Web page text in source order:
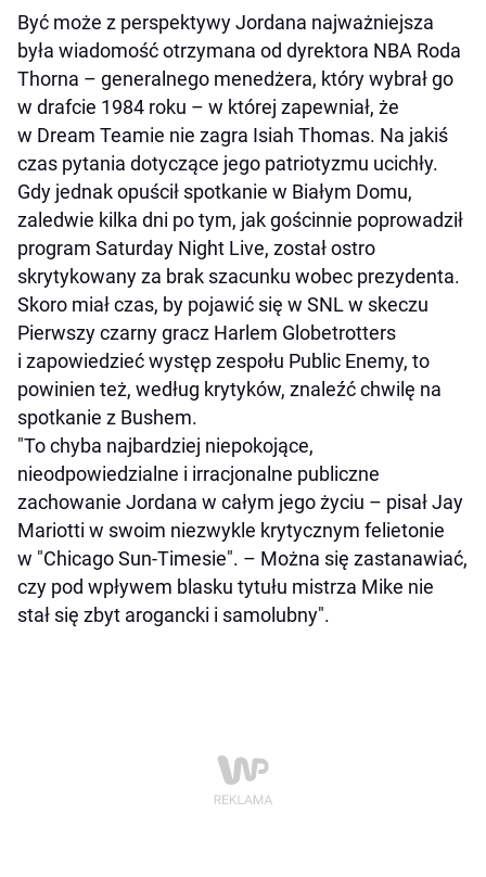
Być może z perspektywy Jordana najważniejsza
była wiadomość otrzymana od dyrektora NBA Roda
Thorna – generalnego menedżera, który wybrał go
w drafcie 1984 roku – w której zapewniał, że
w Dream Teamie nie zagra Isiah Thomas. Na jakiś
czas pytania dotyczące jego patriotyzmu ucichły.
Gdy jednak opuścił spotkanie w Białym Domu,
zaledwie kilka dni po tym, jak gościnnie poprowadził
program Saturday Night Live, został ostro
skrytykowany za brak szacunku wobec prezydenta.
Skoro miał czas, by pojawić się w SNL w skeczu
Pierwszy czarny gracz Harlem Globetrotters
i zapowiedzieć występ zespołu Public Enemy, to
powinien też, według krytyków, znaleźć chwilę na
spotkanie z Bushem.
"To chyba najbardziej niepokojące,
nieodpowiedzialne i irracjonalne publiczne
zachowanie Jordana w całym jego życiu – pisał Jay
Mariotti w swoim niezwykle krytycznym felietonie
w "Chicago Sun-Timesie". – Można się zastanawiać,
czy pod wpływem blasku tytułu mistrza Mike nie
stał się zbyt arogancki i samolubny".